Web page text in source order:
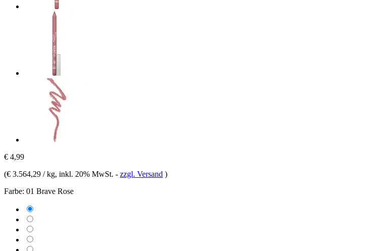
€ 4,99
(€ 3.564,29 / kg, inkl. 20% MwSt. - zzgl. Versand )
Farbe: 01 Brave Rose